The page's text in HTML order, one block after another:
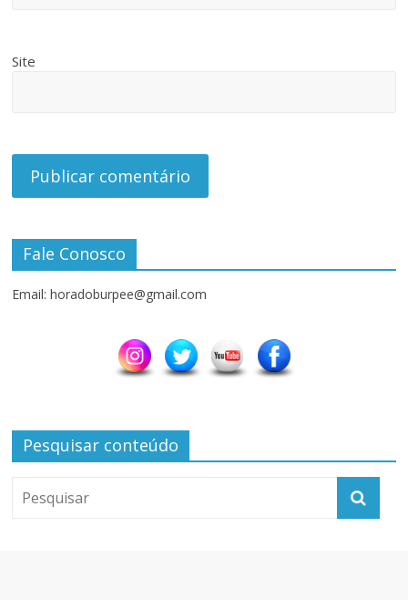
Site
Fale Conosco
Email: horadoburpee@gmail.com
Pesquisar conteúdo